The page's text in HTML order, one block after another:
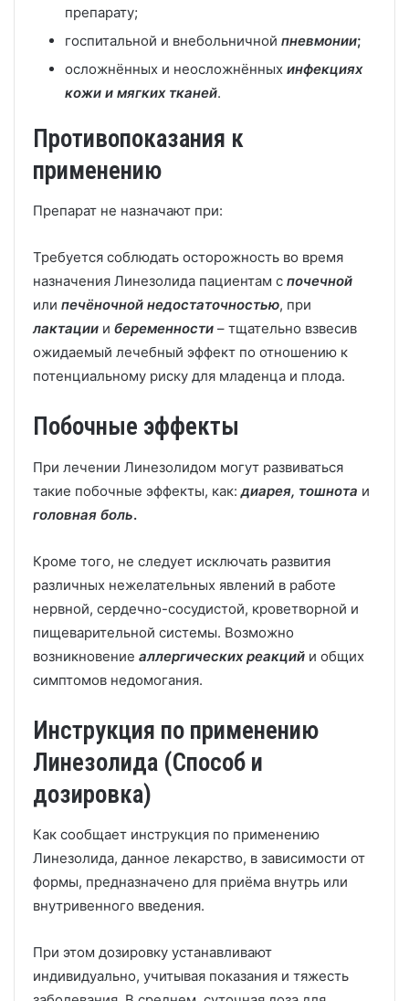
препарату;
госпитальной и внебольничной пневмонии;
осложнённых и неосложнённых инфекциях
кожи и мягких тканей.
Противопоказания к
применению
Препарат не назначают при:
Требуется соблюдать осторожность во время
назначения Линезолида пациентам с почечной
или печёночной недостаточностью, при
лактации и беременности – тщательно взвесив
ожидаемый лечебный эффект по отношению к
потенциальному риску для младенца и плода.
Побочные эффекты
При лечении Линезолидом могут развиваться
такие побочные эффекты, как:диарея, тошнота и
головная боль.
Кроме того, не следует исключать развития
различных нежелательных явлений в работе
нервной, сердечно-сосудистой, кроветворной и
пищеварительной системы. Возможно
возникновение аллергических реакций и общих
симптомов недомогания.
Инструкция по применению
Линезолида (Способ и
дозировка)
Как сообщает инструкция по применению
Линезолида, данное лекарство, в зависимости от
формы, предназначено для приёма внутрь или
внутривенного введения.
При этом дозировку устанавливают
индивидуально, учитывая показания и тяжесть